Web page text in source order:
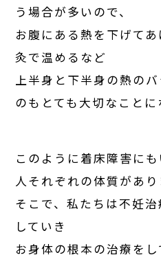
う場合が多いので、
お腹にある熱を下げて
灸で温めるなど
上半身と下半身の熱の
のもとても大切なことに
このように着床障害に
人それぞれの体質があり
そこで、私たちは不妊
していき
お身体の根本の治療をし